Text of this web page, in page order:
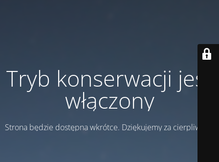
Tryb konserwacji jest
włączony
Strona będzie dostępna wkrótce. Dziękujemy za cierpliwość!